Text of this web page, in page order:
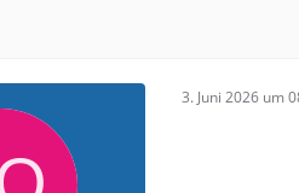
3. Juni 2026 um